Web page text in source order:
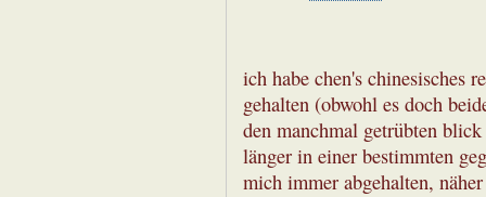
ich habe chen's chinesisches
gehalten (obwohl es doch
den manchmal getrübten
länger in einer bestimmten
mich immer abgehalten,